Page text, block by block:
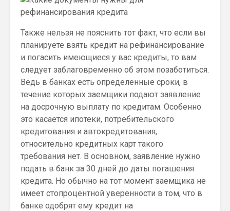
Также нельзя не пояснить тот факт, что если вы
планируете взять кредит на рефинансирование
и погасить имеющиеся у вас кредиты, то вам
следует заблаговременно об этом позаботиться.
Ведь в банках есть определенные сроки, в
течение которых заемщики подают заявление
на досрочную выплату по кредитам. Особенно
это касается ипотеки, потребительского
кредитования и автокредитования,
относительно кредитных карт такого
требования нет. В основном, заявление нужно
подать в банк за 30 дней до даты погашения
кредита. Но обычно на тот момент заемщика не
имеет стопроцентной уверенности в том, что в
банке одобрят ему кредит на